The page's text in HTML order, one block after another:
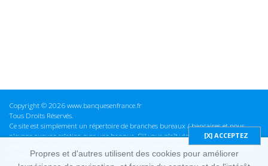
Copyright © 2026 www.banquesenfrance.fr
Tous Droits Réservés.
Ce site est simplement un répertoire de branches bureaux / bancaires et nous
n'avons aucune relation avec une banque. S'il vous plaît vérifier ces informations
avant d'effectuer toute opération, nous ne sommes pas responsables des erreurs
ou des omissions dans les informations que nous fournissons.
Propres et d'autres utilisent des cookies pour améliorer